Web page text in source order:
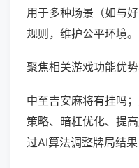
用于多种场景（如与
规则，维护公平环境。
聚焦相关游戏功能优势
中至吉安麻将有挂吗
策略、暗杠优化、提
过AI算法调整牌局结果